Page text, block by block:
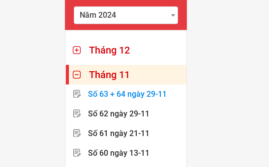
Năm 2024
Tháng 12
Tháng 11
Số 63 + 64 ngày 29-11
Số 62 ngày 29-11
Số 61 ngày 21-11
Số 60 ngày 13-11